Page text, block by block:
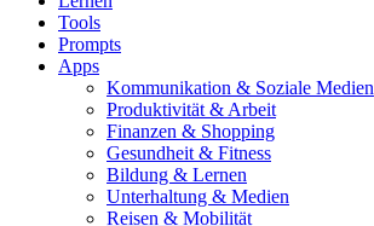
Tools
Prompts
Apps
Kommunikation & Soziale Medien
Produktivität & Arbeit
Finanzen & Shopping
Gesundheit & Fitness
Bildung & Lernen
Unterhaltung & Medien
Reisen & Mobilität